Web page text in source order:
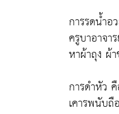
การรดน้ำ
ครูบาอาจา
หาผ้าถุง ผ้
การดำหัว
เคารพนับถื